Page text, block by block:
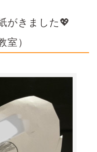
がきました💖
室）